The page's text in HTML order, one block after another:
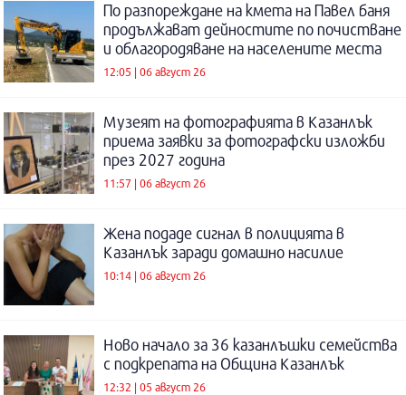
По разпореждане на кмета на Павел баня
продължават дейностите по почистване
и облагородяване на населените места
12:05 | 06 август 26
Музеят на фотографията в Казанлък
приема заявки за фотографски изложби
през 2027 година
11:57 | 06 август 26
Жена подаде сигнал в полицията в
Казанлък заради домашно насилие
10:14 | 06 август 26
Ново начало за 36 казанлъшки семейства
с подкрепата на Община Казанлък
12:32 | 05 август 26